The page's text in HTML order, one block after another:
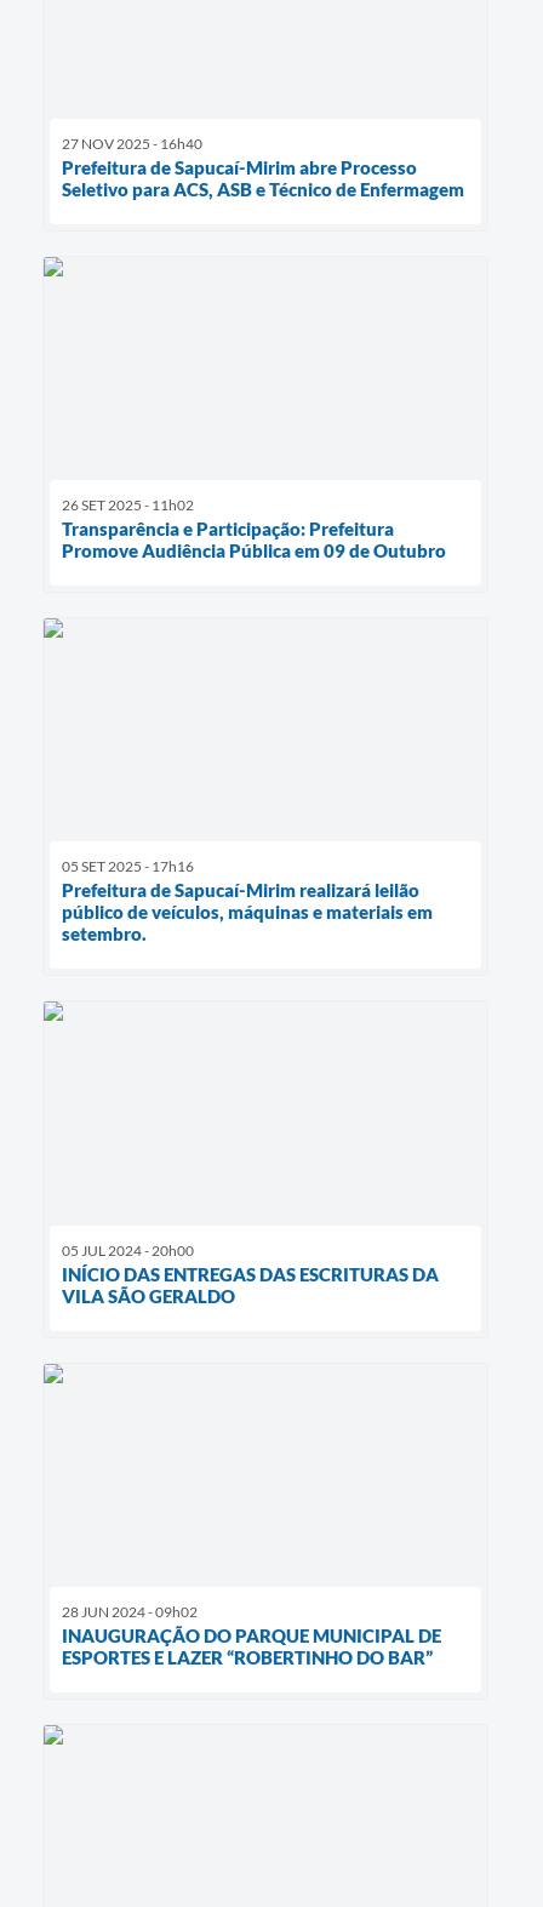
27 NOV 2025 - 16h40
Prefeitura de Sapucaí-Mirim abre Processo
Seletivo para ACS, ASB e Técnico de Enfermagem
26 SET 2025 - 11h02
Transparência e Participação: Prefeitura
Promove Audiência Pública em 09 de Outubro
05 SET 2025 - 17h16
Prefeitura de Sapucaí-Mirim realizará leilão
público de veículos, máquinas e materiais em
setembro.
05 JUL 2024 - 20h00
INÍCIO DAS ENTREGAS DAS ESCRITURAS DA
VILA SÃO GERALDO
28 JUN 2024 - 09h02
INAUGURAÇÃO DO PARQUE MUNICIPAL DE
ESPORTES E LAZER “ROBERTINHO DO BAR”